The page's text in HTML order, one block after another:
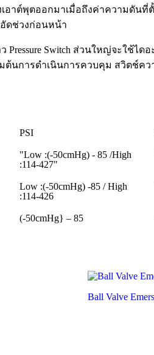
าต์พุตออกมาเมื่อถึงค่าความดันที่
อัดช่วงก่อนหน้า
Switch ส่วนใหญ่จะใช้ได
นการดำเนินการควบคุม สวิตช์ค
PSI
"Low :(-50cmHg) - 85 /High
:114-427"
Low :(-50cmHg) -85 / High
:114-426
(-50cmHg} – 85
Ball Valve